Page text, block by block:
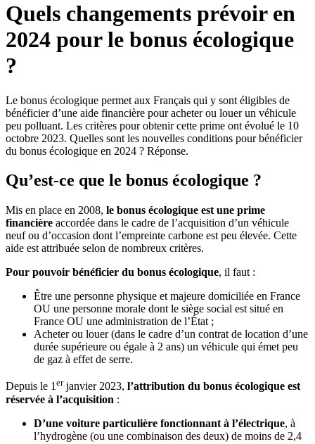
Quels changements prévoir en
2024 pour le bonus écologique
?
Le bonus écologique permet aux Français qui y sont éligibles de
bénéficier d’une aide financière pour acheter ou louer un véhicule
peu polluant. Les critères pour obtenir cette prime ont évolué le 10
octobre 2023. Quelles sont les nouvelles conditions pour bénéficier
du bonus écologique en 2024 ? Réponse.
Qu’est-ce que le bonus écologique ?
Mis en place en 2008, le bonus écologique est une prime
financière accordée dans le cadre de l’acquisition d’un véhicule
neuf ou d’occasion dont l’empreinte carbone est peu élevée. Cette
aide est attribuée selon de nombreux critères.
Pour pouvoir bénéficier du bonus écologique, il faut :
Être une personne physique et majeure domiciliée en France
OU une personne morale dont le siège social est situé en
France OU une administration de l’État ;
Acheter ou louer (dans le cadre d’un contrat de location d’une
durée supérieure ou égale à 2 ans) un véhicule qui émet peu
de gaz à effet de serre.
Depuis le 1erjanvier 2023, l’attribution du bonus écologique est
réservée à l’acquisition :
D’une voiture particulière fonctionnant à l’électrique, à
l’hydrogène (ou une combinaison des deux) de moins de 2,4